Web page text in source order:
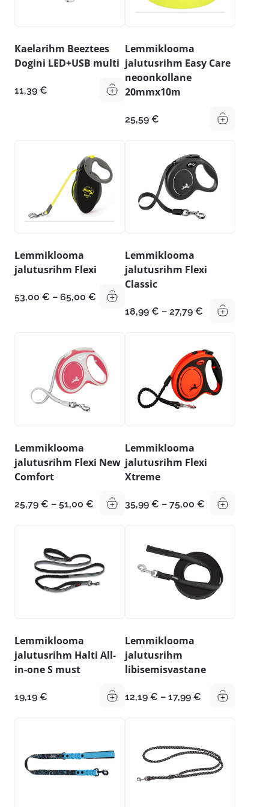
Kaelarihm Beeztees
Dogini LED+USB multi
11,39 €
Lemmiklooma
jalutusrihm Easy Care
neoonkollane
20mmx10m
25,59 €
Lemmiklooma
jalutusrihm Flexi
53,00 € – 65,00 € Hinnavahemik:
53,00 €
Lemmiklooma
jalutusrihm Flexi
Classic
18,99 € – 27,79 €
27,79 €
Lemmiklooma
jalutusrihm Flexi New
Comfort
25,79 € – 51,00 € Hinnavahemik:
Lemmiklooma
jalutusrihm Flexi
Xtreme
35,99 € – 75,00 €
Lemmiklooma
jalutusrihm Halti All-
in-one S must
19,19 €
Lemmiklooma
jalutusrihm
libisemisvastane
12,19 € – 17,99 € Hinnavahemik: